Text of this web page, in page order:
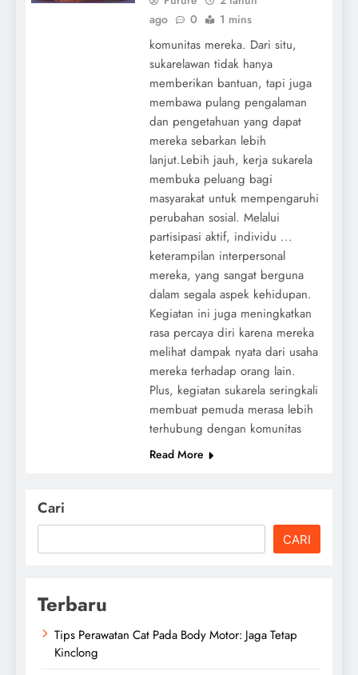
ago
0 1 mins
komunitas mereka. Dari situ,
sukarelawan tidak hanya
memberikan bantuan, tapi juga
membawa pulang pengalaman
dan pengetahuan yang dapat
mereka sebarkan lebih
lanjut.Lebih jauh, kerja sukarela
membuka peluang bagi
masyarakat untuk mempengaruhi
perubahan sosial. Melalui
partisipasi aktif, individu ...
keterampilan interpersonal
mereka, yang sangat berguna
dalam segala aspek kehidupan.
Kegiatan ini juga meningkatkan
rasa percaya diri karena mereka
melihat dampak nyata dari usaha
mereka terhadap orang lain.
Plus, kegiatan sukarela seringkali
membuat pemuda merasa lebih
terhubung dengan komunitas
Read More
Cari
CARI
Terbaru
Tips Perawatan Cat Pada Body Motor: Jaga Tetap
Kinclong